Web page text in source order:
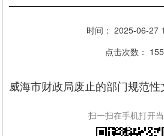
时间： 2025-06-27
点击次数： 155
威海市财政局废止的部门规范
扫一扫在手机打开